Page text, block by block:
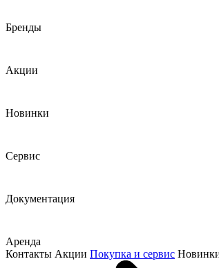
Бренды
Акции
Новинки
Сервис
Документация
Аренда
Контакты Акции Покупка и сервис